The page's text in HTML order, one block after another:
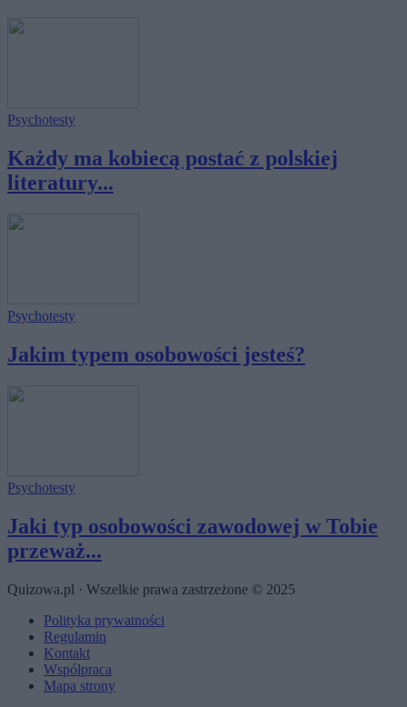
Psychotesty
Każdy ma kobiecą postać z polskiej
literatury...
Psychotesty
Jakim typem osobowości jesteś?
Psychotesty
Jaki typ osobowości zawodowej w Tobie
przeważ...
Quizowa.pl · Wszelkie prawa zastrzeżone © 2025
Polityka prywatności
Regulamin
Kontakt
Współpraca
Mapa strony